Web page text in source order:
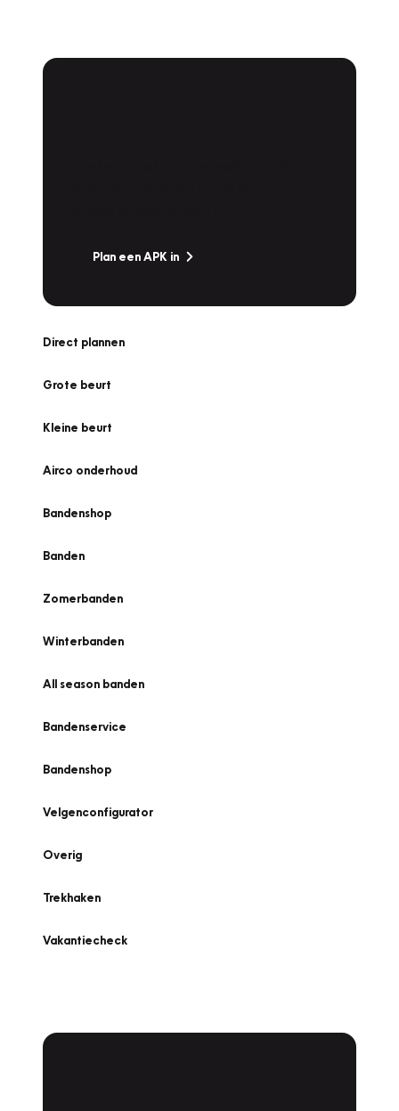
Plan een APK in
Direct plannen
Grote beurt
Kleine beurt
Airco onderhoud
Bandenshop
Banden
Zomerbanden
Winterbanden
All season banden
Bandenservice
Bandenshop
Velgenconfigurator
Overig
Trekhaken
Vakantiecheck